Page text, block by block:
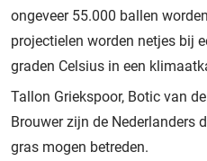
ongeveer 55.000 ballen
projectielen worden netjes bij
graden Celsius in een
Tallon Griekspoor, Botic van
Brouwer zijn de Nederlanders
gras mogen betreden.